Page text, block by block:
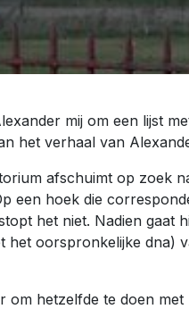
mij om een lijst
het verhaal van
afschuimt op zoek
een hoek die
het niet. Nadien gaat
het oorspronkelijke
hetzelfde te doen